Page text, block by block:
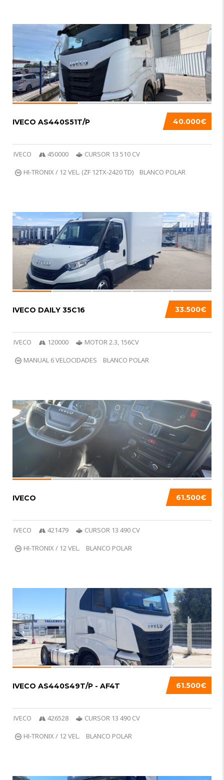
DESTACADO
40.000€
IVECO AS440S51T/P
IVECO 450000
CURSOR 13 510 CV
HI-TRONIX / 12 VEL. (ZF 12TX-2420 TD)
BLANCO POLAR
8
33.500€
IVECO DAILY 35C16
IVECO 120000
MOTOR 2.3, 156CV
MANUAL 6 VELOCIDADES
BLANCO POLAR
5
61.500€
IVECO
IVECO 421479
CURSOR 13 490 CV
HI-TRONIX / 12 VEL.
BLANCO POLAR
61.500€
IVECO AS440S49T/P - AF4T
IVECO 426528
CURSOR 13 490 CV
HI-TRONIX / 12 VEL.
BLANCO POLAR